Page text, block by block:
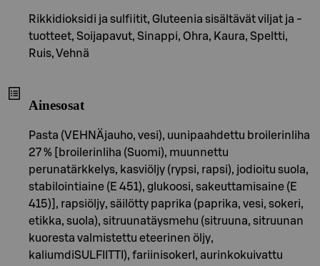
Rikkidioksidi ja sulfiitit, Gluteenia sisältävät viljat ja -
tuotteet, Soijapavut, Sinappi, Ohra, Kaura, Speltti,
Ruis, Vehnä
Ainesosat
Pasta (VEHNÄjauho, vesi), uunipaahdettu broilerinliha
27 % [broilerinliha (Suomi), muunnettu
perunatärkkelys, kasviöljy (rypsi, rapsi), jodioitu suola,
stabilointiaine (E 451), glukoosi, sakeuttamisaine (E
415)], rapsiöljy, säilötty paprika (paprika, vesi, sokeri,
etikka, suola), sitruunatäysmehu (sitruuna, sitruunan
kuoresta valmistettu eteerinen öljy,
kaliumdiSULFIITTI), fariinisokerI, aurinkokuivattu